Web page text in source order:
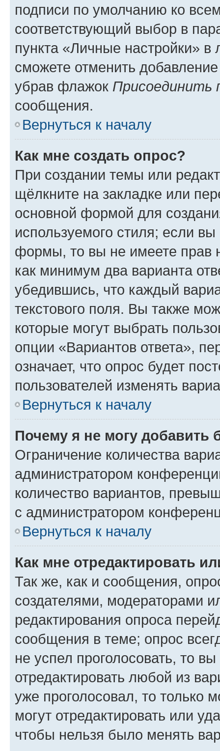
подписи по умолчанию ко
соответствующий выбор в
пункта «Личные настройки»
сможете отменить
убрав флажок Присоединить
сообщения.
Вернуться к началу
Как мне создать опрос?
При создании темы или
щёлкните на закладке или
основной формой для
используемого стиля; если
формы, то вы не имеете прав
как минимум два варианта
убедившись, что каждый
текстового поля. Вы также
которые могут выбрать
опции «Вариантов ответа»,
означает, что опрос будет
пользователей изменять
Вернуться к началу
Почему я не могу добавить
Ограничение количества
администратором
количество вариантов,
с администратором
Вернуться к началу
Как мне отредактировать
Так же, как и сообщения,
создателями, модераторами
редактирования опроса
сообщения в теме; опрос
не успел проголосовать, то
отредактировать любой из
уже проголосовал, то только
могут отредактировать или
чтобы нельзя было менять